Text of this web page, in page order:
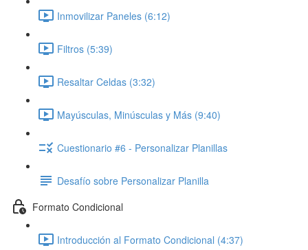
Inmovilizar Paneles (6:12)
Filtros (5:39)
Resaltar Celdas (3:32)
Mayúsculas, Minúsculas y Más (9:40)
Cuestionario #6 - Personalizar Planillas
Desafío sobre Personalizar Planilla
Formato Condicional
Introducción al Formato Condicional (4:37)